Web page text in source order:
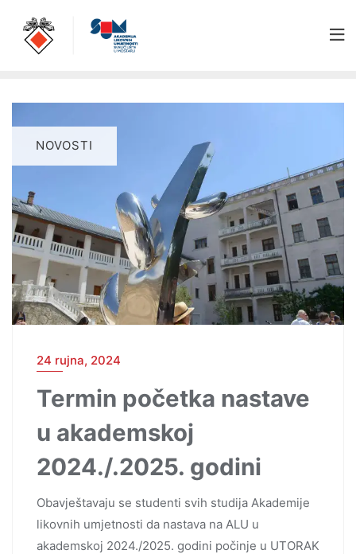
NOVOSTI
24 rujna, 2024
Termin početka nastave
u akademskoj
2024./.2025. godini
Obavještavaju se studenti svih studija Akademije
likovnih umjetnosti da nastava na ALU u
akademskoj 2024./2025. godini počinje u UTORAK